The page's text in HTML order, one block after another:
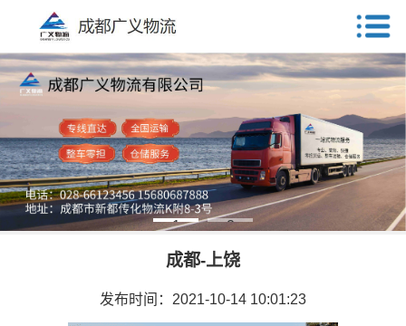
1 2
成都-上饶
发布时间：2021-10-14 10:01:23